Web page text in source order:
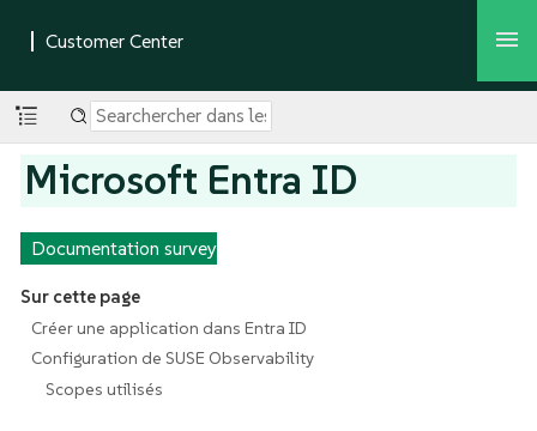
Microsoft Entra ID
Documentation survey
Sur cette page
Créer une application dans Entra ID
Configuration de SUSE Observability
Scopes utilisés